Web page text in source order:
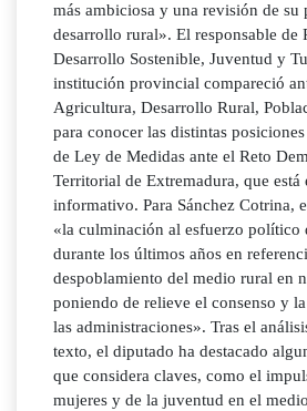
más ambiciosa y una revisión de su
desarrollo rural». El responsable de
Desarrollo Sostenible, Juventud y
institución provincial compareció
Agricultura, Desarrollo Rural,
para conocer las distintas
de Ley de Medidas ante el Reto
Territorial de Extremadura, que está
informativo. Para Sánchez Cotrina,
«la culminación al esfuerzo político
durante los últimos años en
despoblamiento del medio rural en
poniendo de relieve el consenso y
las administraciones». Tras el
texto, el diputado ha destacado
que considera claves, como el
mujeres y de la juventud en el